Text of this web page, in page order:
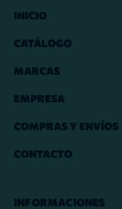
INICIO
CATÁLOGO
MARCAS
EMPRESA
COMPRAS Y ENVÍOS
CONTACTO
INFORMACIONES